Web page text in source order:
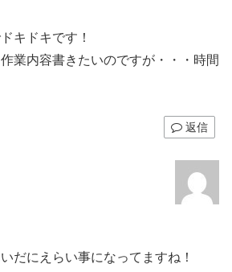
キドキです！
業内容書きたいのですが・・・時間
返信
だにえらい事になってますね！